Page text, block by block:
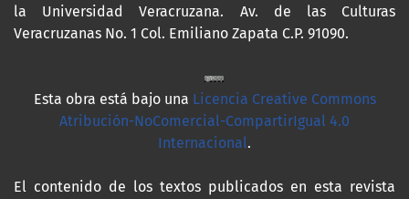
la Universidad Veracruzana. Av. de las Culturas
Veracruzanas No. 1 Col. Emiliano Zapata C.P. 91090.
Esta obra está bajo una Licencia Creative Commons
Atribución-NoComercial-CompartirIgual 4.0
Internacional.
El contenido de los textos publicados en esta revista